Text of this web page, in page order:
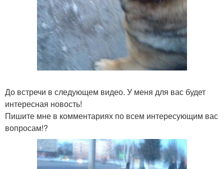
До встречи в следующем видео. У меня для вас будет
интересная новость!
Пишите мне в комментариях по всем интересующим вас
вопросам!?